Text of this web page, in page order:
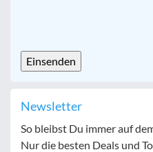
Newsletter
So bleibst Du immer auf
Nur die besten Deals und